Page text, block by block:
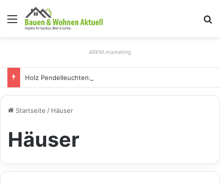
Menü
ARKM.marketing
Startseite / Häuser
Häuser